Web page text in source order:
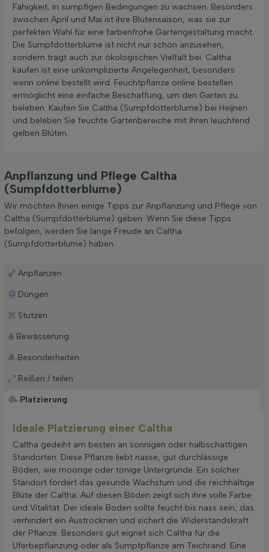
Fähigkeit, in sumpfigen Bedingungen zu wachsen. Besonders
zwischen April und Mai ist ihre Blütensaison, was sie zur
perfekten Wahl für eine farbenfrohe Gartengestaltung macht.
Die Sumpfdotterblume ist nicht nur schön anzusehen,
sondern trägt auch zur ökologischen Vielfalt bei. Caltha
kaufen ist eine unkomplizierte Angelegenheit, besonders
wenn online bestellt wird. Feuchtpflanze online bestellen
ermöglicht eine einfache Beschaffung, um den Garten zu
beleben. Kaufen Sie Caltha (Sumpfdotterblume) bei Heijnen
und beleben Sie feuchte Gartenbereiche mit ihren leuchtend
gelben Blüten.
Anpflanzung und Pflege Caltha
(Sumpfdotterblume)
Wir möchten Ihnen einige Tipps zur Anpflanzung und Pflege von
Caltha (Sumpfdotterblume) geben. Wenn Sie diese Tipps
befolgen, werden Sie lange Freude an Caltha
(Sumpfdotterblume) haben.
Platzierung
Anpflanzen
Düngen
Stutzen
Bewässerung
Besonderheiten
Reißen / teilen
Ideale Platzierung einer Caltha
Caltha gedeiht am besten an sonnigen oder halbschattigen
Standorten. Diese Pflanze liebt nasse, gut durchlässige
Böden, wie moorige oder tonige Untergründe. Ein solcher
Standort fördert das gesunde Wachstum und die reichhaltige
Blüte der Caltha. Auf diesen Böden zeigt sich ihre volle Farbe
und Vitalität. Der ideale Boden sollte feucht bis nass sein; das
verhindert ein Austrocknen und sichert die Widerstandskraft
der Pflanze. Besonders gut eignet sich Caltha für die
Uferbepflanzung oder als Sumpfpflanze am Teichrand. Eine